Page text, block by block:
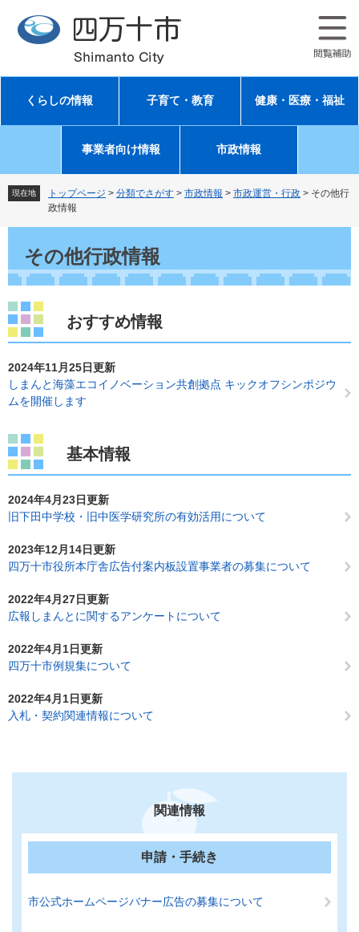
先
す
を
し
文
くらしの情報 子育て・教育 健康・医療・福祉
事業者向け情報 市政情報
現在地 トップページ > 分類でさがす > 市政情報 > 市政運営・行政 > その他行
政情報
その他行政情報
おすすめ情報
2024年11月25日更新
しまんと海藻エコイノベーション共創拠点 キックオフシンポジウ
ムを開催します
基本情報
2024年4月23日更新
旧下田中学校・旧中医学研究所の有効活用について
2023年12月14日更新
四万十市役所本庁舎広告付案内板設置事業者の募集について
2022年4月27日更新
広報しまんとに関するアンケートについて
2022年4月1日更新
四万十市例規集について
2022年4月1日更新
入札・契約関連情報について
関連情報
申請・手続き
市公式ホームページバナー広告の募集について